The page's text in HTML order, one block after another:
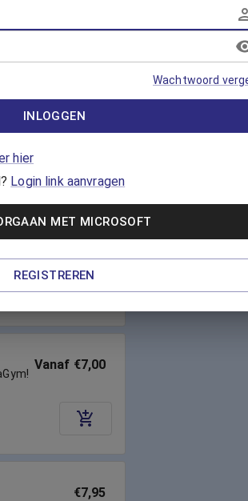
€7,95
te
Vanaf €7,00
Vanaf €7,00
€7,95
Wachtwoord
INLOGGEN
hier
Login link aanvragen
MET MICROSOFT
REGISTREREN